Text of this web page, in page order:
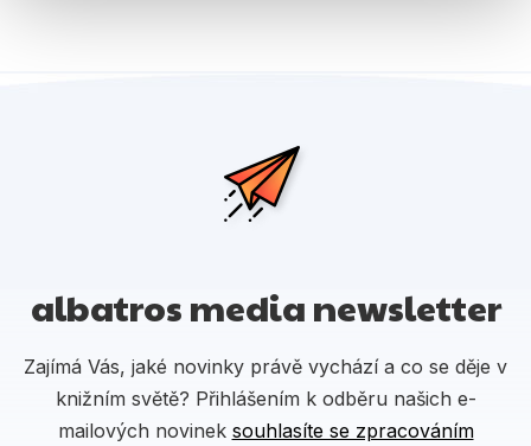
albatros media newsletter
Zajímá Vás, jaké novinky právě vychází a co se děje v
knižním světě? Přihlášením k odběru našich e-
mailových novinek souhlasíte se zpracováním